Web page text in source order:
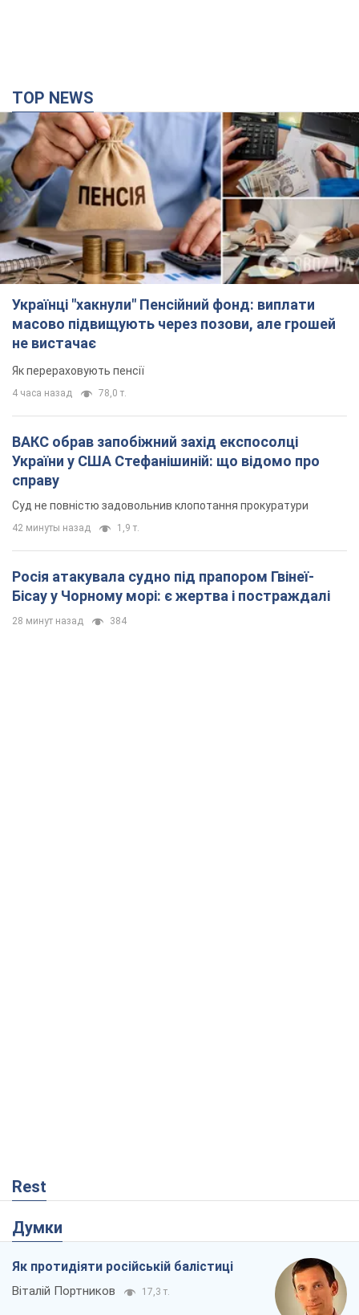
TOP NEWS
Українці "хакнули" Пенсійний фонд: виплати
масово підвищують через позови, але грошей
не вистачає
Як перераховують пенсії
4 часа назад 78,0 т.
ВАКС обрав запобіжний захід експосолці
України у США Стефанішиній: що відомо про
справу
Суд не повністю задовольнив клопотання прокуратури
42 минуты назад 1,9 т.
Росія атакувала судно під прапором Гвінеї-
Бісау у Чорному морі: є жертва і постраждалі
28 минут назад 384
Rest
Думки
Як протидіяти російській балістиці
Віталій Портников 17,3 т.